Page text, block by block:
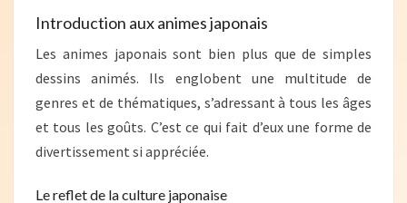
Introduction aux animes japonais
Les animes japonais sont bien plus que de simples
dessins animés. Ils englobent une multitude de
genres et de thématiques, s’adressant à tous les âges
et tous les goûts. C’est ce qui fait d’eux une forme de
divertissement si appréciée.
Le reflet de la culture japonaise